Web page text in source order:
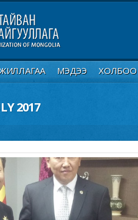
МЭДЭЭ ХОЛБОО
2017